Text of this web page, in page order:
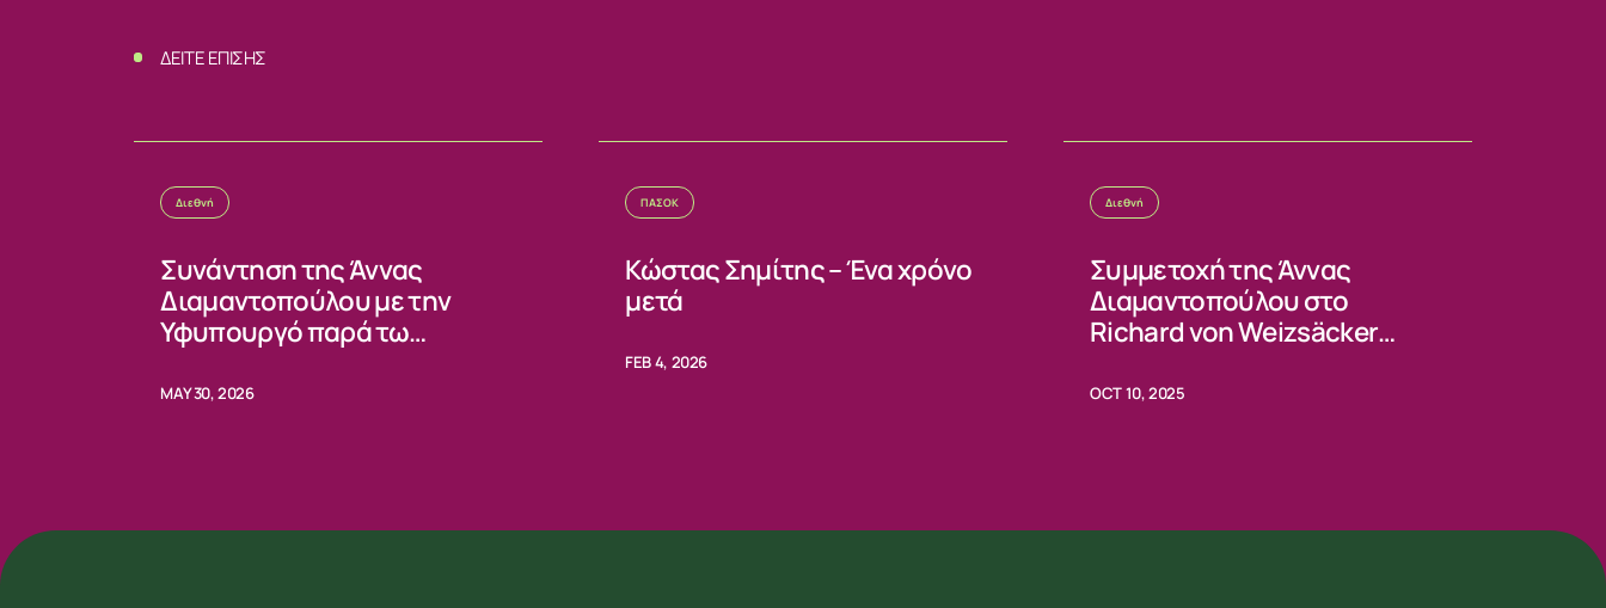
ΔΕΙΤΕ ΕΠΙΣΗΣ
Διεθνή
Συνάντηση της Άννας
Διαμαντοπούλου με την
Υφυπουργό παρά τω
MAY 30, 2026
ΠΑΣΟΚ
Κώστας Σημίτης – Ένα χρόνο
μετά
FEB 4, 2026
Διεθνή
Συμμετοχή της Άννας
Διαμαντοπούλου στο
Richard von Weizsäcker
OCT 10, 2025